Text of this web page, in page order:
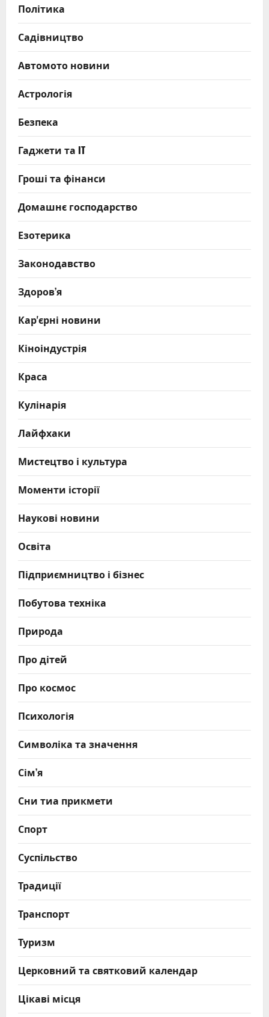
Політика
Садівництво
Автомото новини
Астрологія
Безпека
Гаджети та IT
Гроші та фінанси
Домашнє господарство
Езотерика
Законодавство
Здоров’я
Кар'єрні новини
Кіноіндустрія
Краса
Кулінарія
Лайфхаки
Мистецтво і культура
Моменти історії
Наукові новини
Освіта
Підприємництво і бізнес
Побутова техніка
Природа
Про дітей
Про космос
Психологія
Символіка та значення
Сім’я
Сни тиа прикмети
Спорт
Суспільство
Традиції
Транспорт
Туризм
Церковний та святковий календар
Цікаві місця